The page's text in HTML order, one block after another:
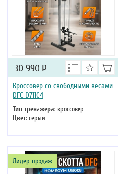
Кроссовер со свободными весами
DFC D71104
Тип тренажера: кроссовер
Цвет: серый
30 990 Р
Лидер продаж